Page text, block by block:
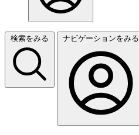
検索をみる ナビゲーションをみる